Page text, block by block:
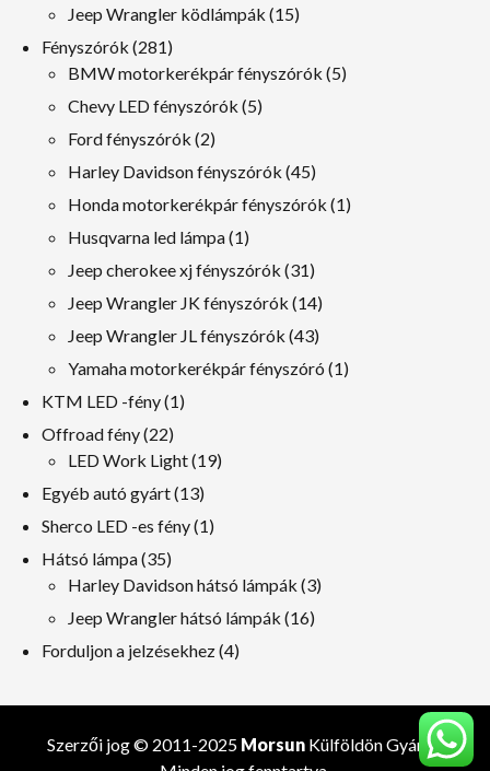
Jeep Wrangler ködlámpák 1515
Fényszórók 281281
termékek
BMW motorkerékpár fényszórók 55
Chevy LED fényszórók 55
Ford fényszórók 22
termékek
Harley Davidson fényszórók 4545
termékek
Honda motorkerékpár fényszórók 11
Husqvarna led lámpa 11
termék
Jeep cherokee xj fényszórók 3131
termékek
Jeep Wrangler JK fényszórók 1414
termékek
Jeep Wrangler JL fényszórók 4343
termékek
Yamaha motorkerékpár fényszóró 11
KTM LED -fény 11
Offroad fény 2222
termékek
LED Work Light 1919
Egyéb autó gyárt 1313
termékek
Sherco LED -es fény 11
Hátsó lámpa 3535
termékek
Harley Davidson hátsó lámpák 33
Jeep Wrangler hátsó lámpák 1616
Forduljon a jelzésekhez 44
Szerzői jog © 2011-2025 Morsun KülföldönGyártó.